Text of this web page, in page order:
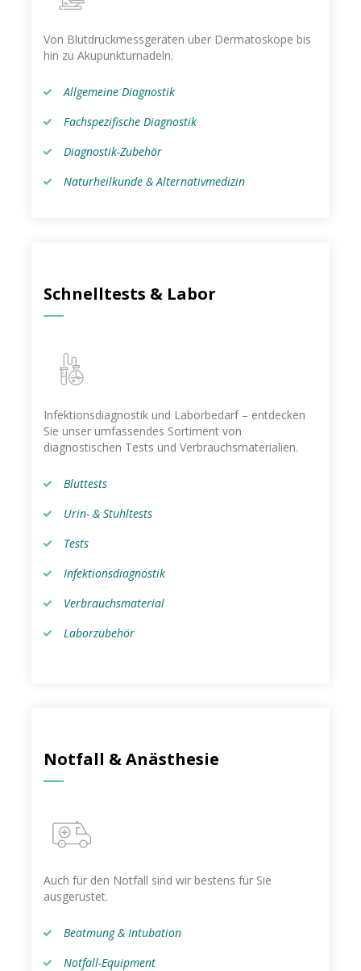
Von Blutdruckmessgeräten über Dermatoskope bis
hin zu Akupunkturnadeln.
Allgemeine Diagnostik
Fachspezifische Diagnostik
Diagnostik-Zubehör
Naturheilkunde & Alternativmedizin
Schnelltests & Labor
Infektionsdiagnostik und Laborbedarf – entdecken
Sie unser umfassendes Sortiment von
diagnostischen Tests und Verbrauchsmaterialien.
Bluttests
Urin- & Stuhltests
Tests
Infektionsdiagnostik
Verbrauchsmaterial
Laborzubehör
Notfall & Anästhesie
Auch für den Notfall sind wir bestens für Sie
ausgerüstet.
Beatmung & Intubation
Notfall-Equipment